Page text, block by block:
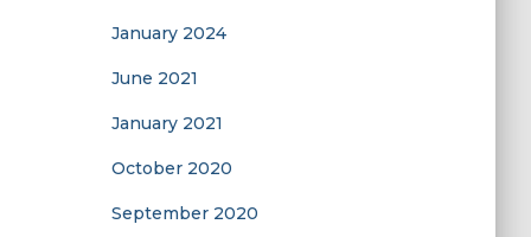
January 2024
June 2021
January 2021
October 2020
September 2020